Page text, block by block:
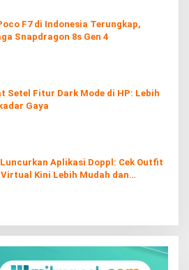
F7 di Indonesia Terungkap,
Snapdragon 8s Gen 4
Setel Fitur Dark Mode di HP: Lebih
Gaya
Aplikasi Doppl: Cek Outfit
Kini Lebih Mudah dan